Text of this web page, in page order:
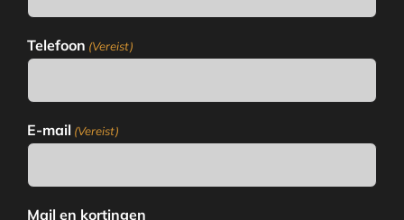
Telefoon (Vereist)
E-mail (Vereist)
Mail en kortingen